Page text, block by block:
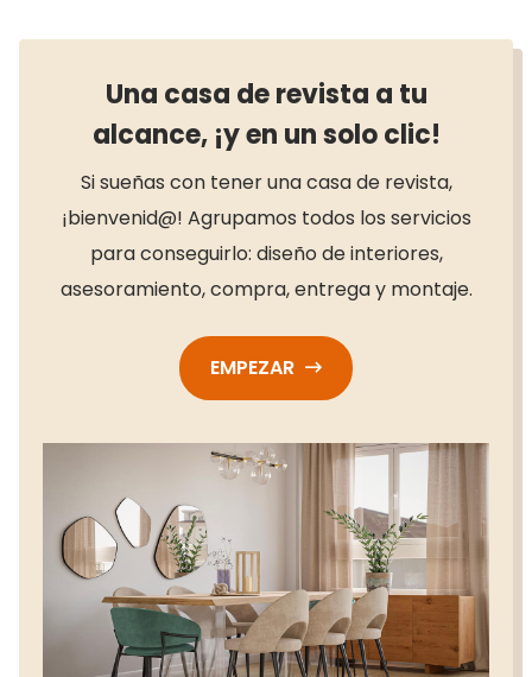
Una casa de revista a tu
alcance, ¡y en un solo clic!
Si sueñas con tener una casa de revista,
¡bienvenid@! Agrupamos todos los servicios
para conseguirlo: diseño de interiores,
asesoramiento, compra, entrega y montaje.
EMPEZAR